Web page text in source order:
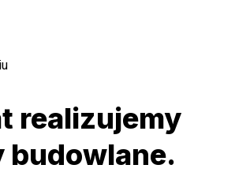
realizujemy
budowlane.